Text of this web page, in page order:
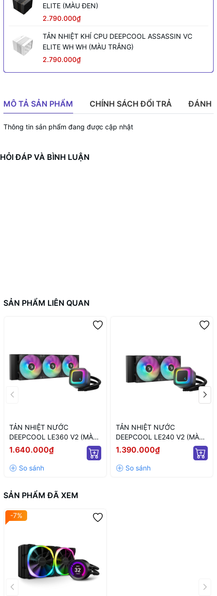
ELITE (MÀU ĐEN)
2.790.000₫
TẢN NHIỆT KHÍ CPU DEEPCOOL ASSASSIN VC
ELITE WH WH (MÀU TRẮNG)
2.790.000₫
MÔ TẢ SẢN PHẨM CHÍNH SÁCH ĐỔI TRẢ ĐÁNH
Thông tin sản phẩm đang được cập nhật
HỎI ĐÁP VÀ BÌNH LUẬN
SẢN PHẨM LIÊN QUAN
TẢN NHIỆT NƯỚC
DEEPCOOL LE360 V2 (MÀU
ĐEN/ QUẠT 120MM LED
1.640.000₫
TẢN NHIỆT NƯỚC
DEEPCOOL LE240 V2 (MÀU
ĐEN/ QUẠT 120MM LED
1.390.000₫
SẢN PHẨM ĐÃ XEM
-7%